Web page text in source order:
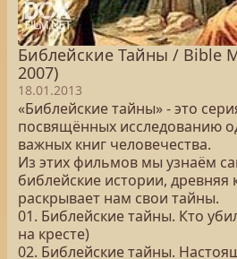
Библейские Тайны / Bible
2007)
18.01.2013
«Библейские тайны» - это
посвящённых исследованию
важных книг человечества.
Из этих фильмов мы узнаём
библейские истории, древняя
раскрывает нам свои тайны.
01. Библейские тайны. Кто
на кресте)
02. Библейские тайны.